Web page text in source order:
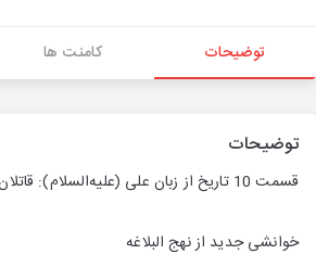
توضیحات کامنت ها
توضیحات
قسمت 10 تاریخ از زبان علی (علیه‌السلام): قاتلان عابد
خوانشی جدید از نهج البلاغه